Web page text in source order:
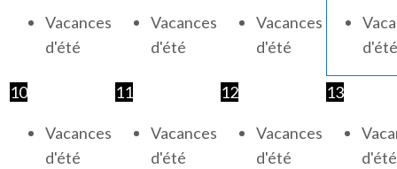
Vacances
d'été
Vacances
d'été
Vacances
d'été
d'été
10
Vacances
d'été
11
Vacances
d'été
12
Vacances
d'été
13
d'été